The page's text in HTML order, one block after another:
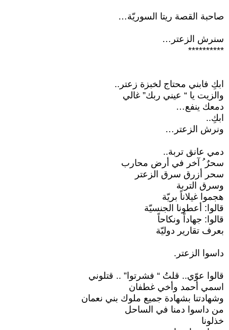
صاحبة القصة ريتا السوريّة…
سنرش الزعتر…
**********
ابكِ فابني محتاج لخبزة زعتر..
والزيت يا “ عيني ربك” غالي
دمعك ينفع…
ابكِ..
ونرش الزعتر…
دمي عانق تربة..
سحرٌ ُ آخر في أرض محارب
سحر أزرق سرق الزعتر
وسرق التربة
هجموا غيلاناً بريّة
قالوا: أعطونا الجنسيّة
قالوا: جهاداً ونكاحاً
بعرف تقارير دوليّة
داسوا الزعتر.
قالوا عوّي.. قلتُ “ فشرتوا” .. قتلوني
اسمي أحمد وأخي غطفان
وشهادتنا بشهادة جميع ملوك بني نعمان
من داسوا دمنا في الساحل
خذلونا